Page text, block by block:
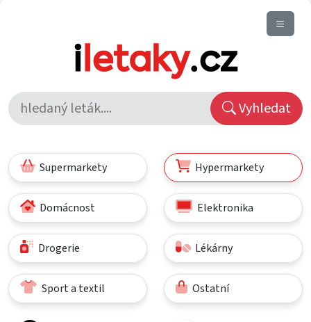
Vyhledat
Supermarkety Hypermarkety
Domácnost Elektronika
Drogerie Lékárny
Sport a textil Ostatní